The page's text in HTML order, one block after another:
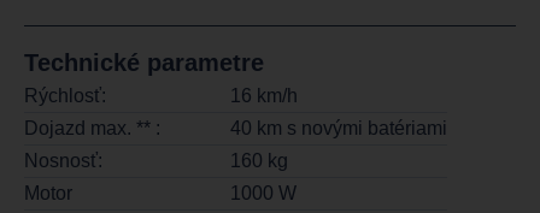
Technické parametre
Rýchlosť:
16 km/h
Dojazd max. ** :
40 km s novými batériami
Nosnosť:
160 kg
Motor
1000 W